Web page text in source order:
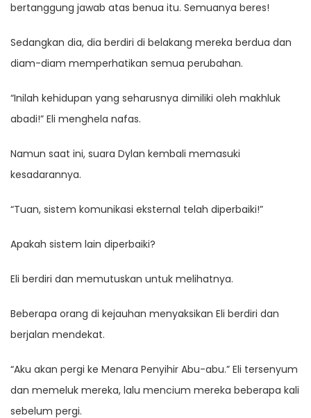
bertanggung jawab atas benua itu. Semuanya beres!
Sedangkan dia, dia berdiri di belakang mereka berdua dan
diam-diam memperhatikan semua perubahan.
“Inilah kehidupan yang seharusnya dimiliki oleh makhluk
abadi!” Eli menghela nafas.
Namun saat ini, suara Dylan kembali memasuki
kesadarannya.
“Tuan, sistem komunikasi eksternal telah diperbaiki!”
Apakah sistem lain diperbaiki?
Eli berdiri dan memutuskan untuk melihatnya.
Beberapa orang di kejauhan menyaksikan Eli berdiri dan
berjalan mendekat.
“Aku akan pergi ke Menara Penyihir Abu-abu.” Eli tersenyum
dan memeluk mereka, lalu mencium mereka beberapa kali
sebelum pergi.